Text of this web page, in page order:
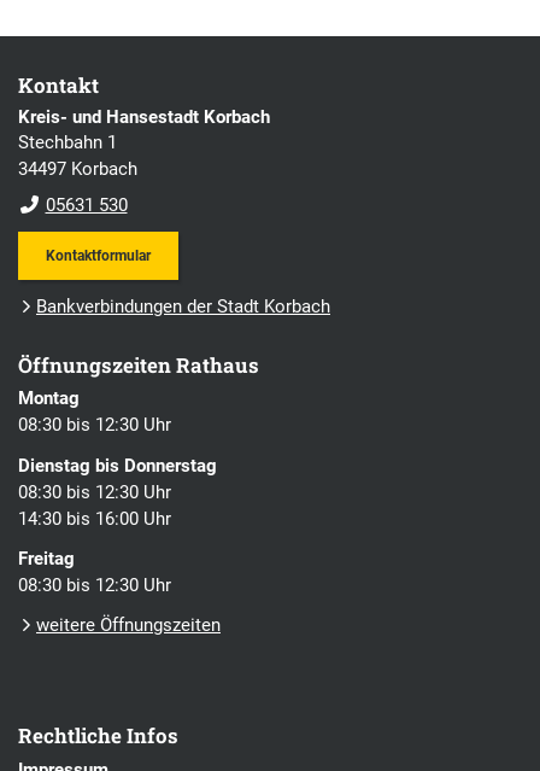
Kontakt
Kreis- und Hansestadt Korbach
Stechbahn 1
34497 Korbach
05631 530
Kontaktformular
Bankverbindungen der Stadt Korbach
Öffnungszeiten Rathaus
Montag
08:30 bis 12:30 Uhr
Dienstag bis Donnerstag
08:30 bis 12:30 Uhr
14:30 bis 16:00 Uhr
Freitag
08:30 bis 12:30 Uhr
weitere Öffnungszeiten
Rechtliche Infos